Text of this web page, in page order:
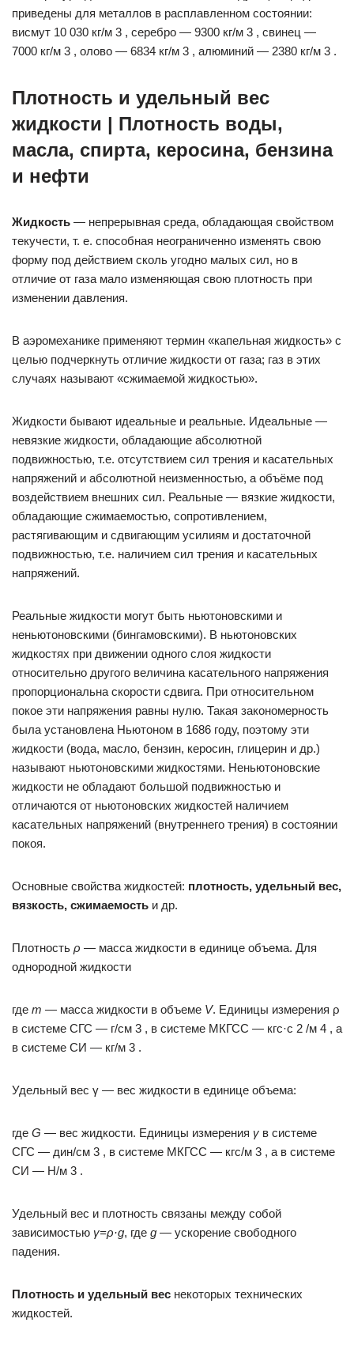
приведены для металлов в расплавленном состоянии:
висмут 10 030 кг/м 3 , серебро — 9300 кг/м 3 , свинец —
7000 кг/м 3 , олово — 6834 кг/м 3 , алюминий — 2380 кг/м 3 .
Плотность и удельный вес
жидкости | Плотность воды,
масла, спирта, керосина, бензина
и нефти
Жидкость — непрерывная среда, обладающая свойством
текучести, т. е. способная неограниченно изменять свою
форму под действием сколь угодно малых cил, но в
отличие от газа мало изменяющая свою плотность при
изменении давления.
В аэромеханике применяют термин «капельная жидкость» с
целью подчеркнуть отличие жидкости от газа; газ в этих
случаях называют «сжимаемой жидкостью».
Жидкости бывают идеальные и реальные. Идеальные —
невязкие жидкости, обладающие абсолютной
подвижностью, т.е. отсутствием сил трения и касательных
напряжений и абсолютной неизменностью, а объёме под
воздействием внешних сил. Реальные — вязкие жидкости,
обладающие сжимаемостью, сопротивлением,
растягивающим и сдвигающим усилиям и достаточной
подвижностью, т.е. наличием сил трения и касательных
напряжений.
Реальные жидкости могут быть ньютоновскими и
неньютоновскими (бингамовскими). В ньютоновских
жидкостях при движении одного слоя жидкости
относительно другого величина касательного напряжения
пропорциональна скорости сдвига. При относительном
покое эти напряжения равны нулю. Такая закономерность
была установлена Ньютоном в 1686 году, поэтому эти
жидкости (вода, масло, бензин, керосин, глицерин и др.)
называют ньютоновскими жидкостями. Неньютоновские
жидкости не обладают большой подвижностью и
отличаются от ньютоновских жидкостей наличием
касательных напряжений (внутреннего трения) в состоянии
покоя.
Основные свойства жидкостей: плотность, удельный вес,
вязкость, сжимаемость и др.
Плотность ρ — масса жидкости в единице объема. Для
однородной жидкости
где m — масса жидкости в объеме V. Единицы измерения ρ
в системе СГС — г/см 3 , в системе МКГСС — кгс·с 2 /м 4 , а
в системе СИ — кг/м 3 .
Удельный вес γ — вес жидкости в единице объема:
где G — вес жидкости. Единицы измерения γ в системе
СГС — дин/см 3 , в системе МКГСС — кгс/м 3 , а в системе
СИ — Н/м 3 .
Удельный вес и плотность связаны между собой
зависимостью γ=ρ·g, где g — ускорение свободного
падения.
Плотность и удельный вес некоторых технических
жидкостей.